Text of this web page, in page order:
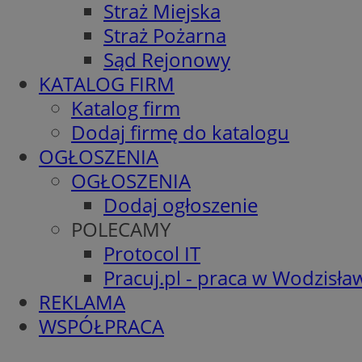
Straż Miejska
Straż Pożarna
Sąd Rejonowy
KATALOG FIRM
Katalog firm
Dodaj firmę do katalogu
OGŁOSZENIA
OGŁOSZENIA
Dodaj ogłoszenie
POLECAMY
Protocol IT
Pracuj.pl - praca w
REKLAMA
WSPÓŁPRACA